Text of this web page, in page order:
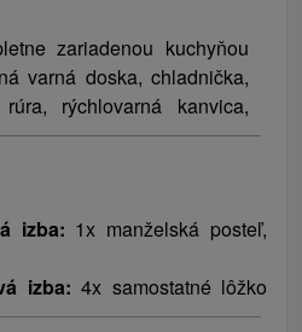
a lyžiarske strediská Ski
alebo v obci Spišské
umožňuje návštevníkom
trávenie voľného času v
zariadenou kuchyňou
varná doska, chladnička,
rýchlovarná kanvica,
V obci Hrabušice a
potravinami.
izba: 1x manželská posteľ,
izba: 4x samostatné lôžko
WiFi.